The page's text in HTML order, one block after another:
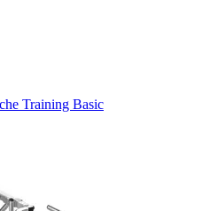
Training Basic